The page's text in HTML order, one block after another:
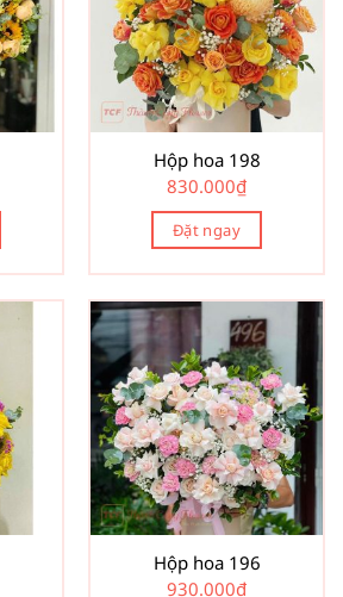
Hộp hoa 198
830.000₫
Đặt ngay
Hộp hoa 196
930.000₫